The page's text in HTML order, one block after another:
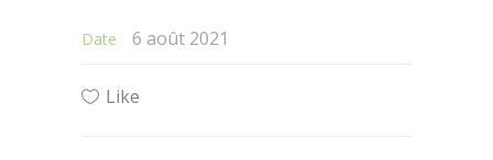
Date 6 août 2021
Like